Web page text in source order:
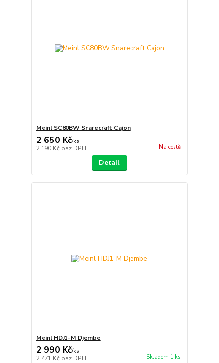
Meinl SC80BW Snarecraft Cajon
2 650 Kč/ks
2 190 Kč bez DPH Na cestě
Detail
Meinl HDJ1-M Djembe
2 990 Kč/ks
2 471 Kč bez DPH Skladem 1 ks